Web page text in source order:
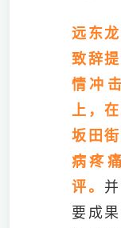
远东
致辞
情冲
上，
坂田
病疼
评。
要成